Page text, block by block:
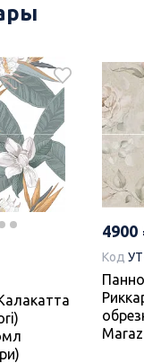
Castle
(Азори)
995
Код
Под
4900
Код